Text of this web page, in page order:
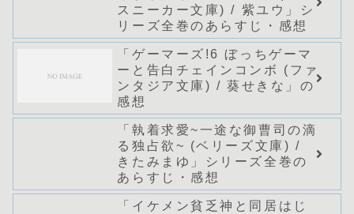
スニーカー文庫) / 紫ユウ」シ
リーズ全巻のあらすじ・感想
「ゲーマーズ!6 ぼっちゲーマ
ーと告白チェインコンボ (ファ
ンタジア文庫) / 葵せきな」の
感想
「執着求愛~一途な御曹司の滴
る独占欲~ (ベリーズ文庫) /
きたみまゆ」シリーズ全巻の
あらすじ・感想
「イケメン貧乏神と同居はじ